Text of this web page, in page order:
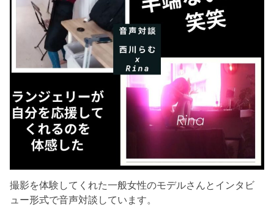
撮影を体験してくれた一般女性のモデルさんとインタビ
ュー形式で音声対談しています。